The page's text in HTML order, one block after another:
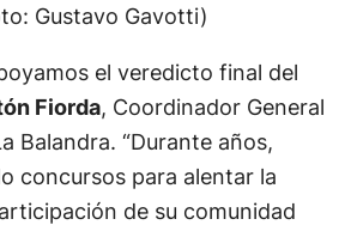
Gustavo Gavotti)
el veredicto final del
Fiorda, Coordinador General
Balandra. “Durante años,
concursos para alentar la
de su comunidad